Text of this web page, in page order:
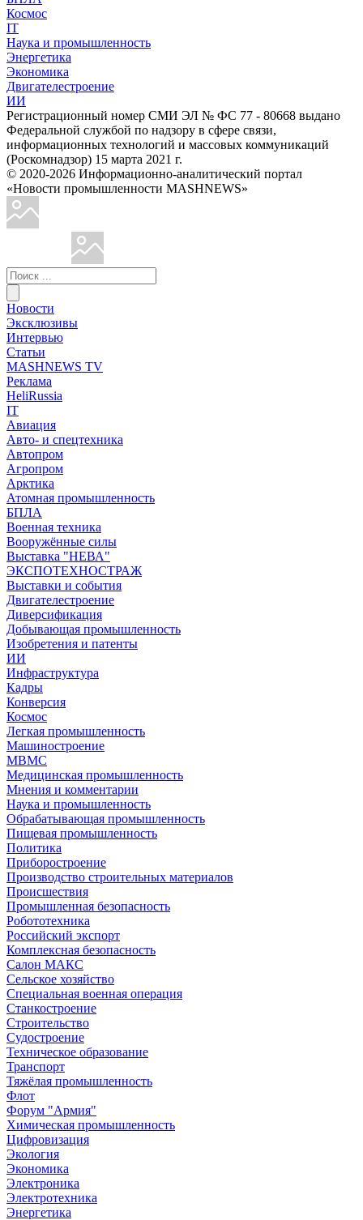
Космос
IT
Наука и промышленность
Энергетика
Экономика
Двигателестроение
ИИ
Регистрационный номер СМИ ЭЛ № ФС 77 - 80668 выдано
Федеральной службой по надзору в сфере связи,
информационных технологий и массовых коммуникаций
(Роскомнадзор) 15 марта 2021 г.
© 2020-2026 Информационно-аналитический портал
«Новости промышленности MASHNEWS»
Новости
Эксклюзивы
Интервью
Статьи
MASHNEWS TV
Реклама
HeliRussia
IT
Авиация
Авто- и спецтехника
Автопром
Агропром
Арктика
Атомная промышленность
БПЛА
Военная техника
Вооружённые силы
Выставка "НЕВА"
ЭКСПОТЕХНОСТРАЖ
Выставки и события
Двигателестроение
Диверсификация
Добывающая промышленность
Изобретения и патенты
ИИ
Инфраструктура
Кадры
Конверсия
Космос
Легкая промышленность
Машиностроение
МВМС
Медицинская промышленность
Мнения и комментарии
Наука и промышленность
Обрабатывающая промышленность
Пищевая промышленность
Политика
Приборостроение
Производство строительных материалов
Происшествия
Промышленная безопасность
Робототехника
Российский экспорт
Комплексная безопасность
Салон МАКС
Сельское хозяйство
Специальная военная операция
Станкостроение
Строительство
Судостроение
Техническое образование
Транспорт
Тяжёлая промышленность
Флот
Форум "Армия"
Химическая промышленность
Цифровизация
Экология
Экономика
Электроника
Электротехника
Энергетика